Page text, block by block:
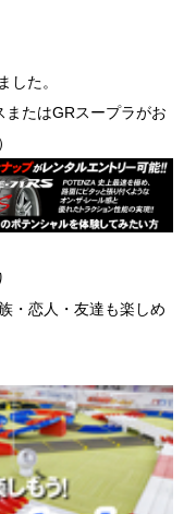
した。
たはGRスープラがお
・恋人・友達も楽しめ